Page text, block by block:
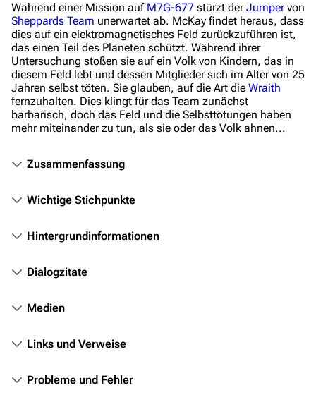
Stargate Origins
Stargate Infinity
Stargate-Romane
Filme
Das Stargate-Universum
Themenportal
Völker
Orte
Kommerzielles
Während einer Mission auf M7G-677 stürzt derJumpervon
Sheppards Team unerwartet ab. McKay findet heraus, dass
dies auf ein elektromagnetisches Feld zurückzuführen ist,
das einen Teil des Planeten schützt. Während ihrer
Untersuchung stoßen sie auf ein Volk von Kindern, das in
diesem Feld lebt und dessen Mitglieder sich im Alter von 25
Jahren selbst töten. Sie glauben, auf die Art die Wraith
fernzuhalten. Dies klingt für das Team zunächst
barbarisch, doch das Feld und die Selbsttötungen haben
mehr miteinander zu tun, als sie oder das Volk ahnen...
Zusammenfassung
Wichtige Stichpunkte
Hintergrundinformationen
Dialogzitate
Medien
Links und Verweise
Probleme und Fehler